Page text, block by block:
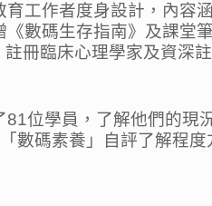
工作者度身設計，內容
數碼生存指南》及課堂
冊臨床心理學家及資深註
位學員，了解他們的現
「數碼素養」自評了解程